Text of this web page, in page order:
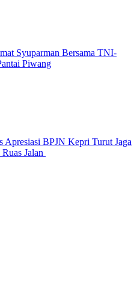
Syuparman Bersama TNI-
Piwang
Apresiasi BPJN Kepri Turut Jaga
Jalan